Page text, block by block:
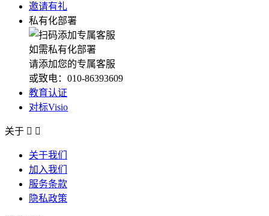
邀请有礼
私有化部署
如需私有化部署
请添加您的专属客服
或致电：010-86393609
教育认证
对标Visio
关于  
关于我们
加入我们
服务条款
隐私政策